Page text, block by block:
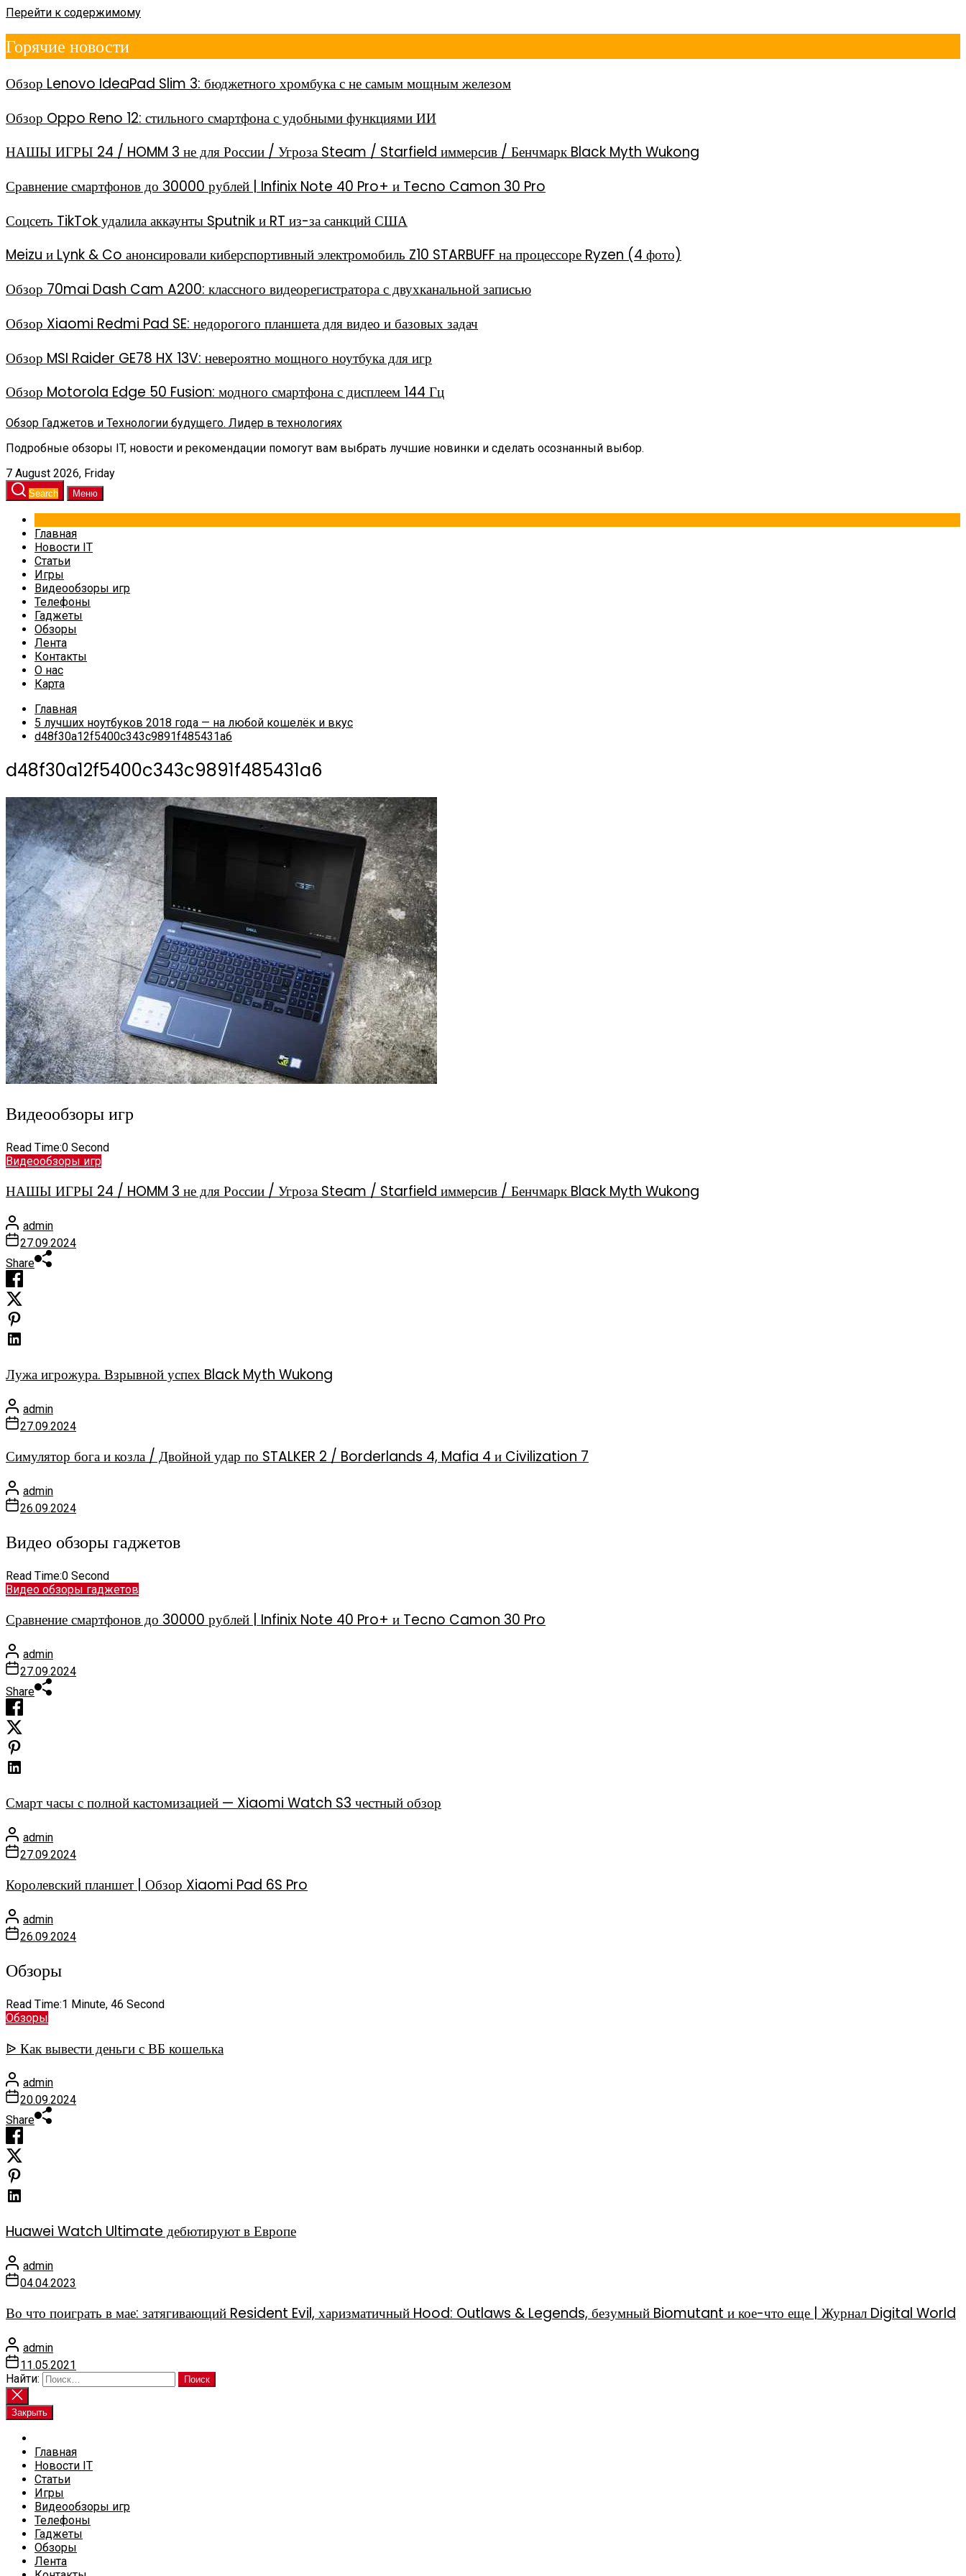
Перейти к содержимому
Горячие новости
Обзор Lenovo IdeaPad Slim 3: бюджетного хромбука с не самым мощным железом
Обзор Oppo Reno 12: стильного смартфона с удобными функциями ИИ
НАШЫ ИГРЫ 24 / HOMM 3 не для России / Угроза Steam / Starfield иммерсив / Бенчмарк Black Myth Wukong
Сравнение смартфонов до 30000 рублей | Infinix Note 40 Pro+ и Tecno Camon 30 Pro
Соцсеть TikTok удалила аккаунты Sputnik и RT из-за санкций США
Meizu и Lynk & Co анонсировали киберспортивный электромобиль Z10 STARBUFF на процессоре Ryzen (4 фото)
Обзор 70mai Dash Cam A200: классного видеорегистратора с двухканальной записью
Обзор Xiaomi Redmi Pad SE: недорогого планшета для видео и базовых задач
Обзор MSI Raider GE78 HX 13V: невероятно мощного ноутбука для игр
Обзор Motorola Edge 50 Fusion: модного смартфона с дисплеем 144 Гц
Обзор Гаджетов и Технологии будущего. Лидер в технологиях
Подробные обзоры IT, новости и рекомендации помогут вам выбрать лучшие новинки и сделать осознанный выбор.
7 August 2026, Friday
Search Меню
Главная
Новости IT
Статьи
Игры
Видеообзоры игр
Телефоны
Гаджеты
Обзоры
Лента
Контакты
О нас
Карта
Главная
5 лучших ноутбуков 2018 года — на любой кошелёк и вкус
d48f30a12f5400c343c9891f485431a6
d48f30a12f5400c343c9891f485431a6
Видеообзоры игр
Read Time:0 Second
Видеообзоры игр
НАШЫ ИГРЫ 24 / HOMM 3 не для России / Угроза Steam / Starfield иммерсив / Бенчмарк Black Myth Wukong
admin
27.09.2024
Share
Лужа игрожура. Взрывной успех Black Myth Wukong
admin
27.09.2024
Симулятор бога и козла / Двойной удар по STALKER 2 / Borderlands 4, Mafia 4 и Civilization 7
admin
26.09.2024
Видео обзоры гаджетов
Read Time:0 Second
Видео обзоры гаджетов
Сравнение смартфонов до 30000 рублей | Infinix Note 40 Pro+ и Tecno Camon 30 Pro
admin
27.09.2024
Share
Смарт часы с полной кастомизацией — Xiaomi Watch S3 честный обзор
admin
27.09.2024
Королевский планшет | Обзор Xiaomi Pad 6S Pro
admin
26.09.2024
Обзоры
Read Time:1 Minute, 46 Second
Обзоры
ᐉ Как вывести деньги с ВБ кошелька
admin
20.09.2024
Share
Huawei Watch Ultimate дебютируют в Европе
admin
04.04.2023
Во что поиграть в мае: затягивающий Resident Evil, харизматичный Hood: Outlaws & Legends, безумный Biomutant и кое-что еще | Журнал Digital World
admin
11.05.2021
Найти:
Закрыть
Главная
Новости IT
Статьи
Игры
Видеообзоры игр
Телефоны
Гаджеты
Обзоры
Лента